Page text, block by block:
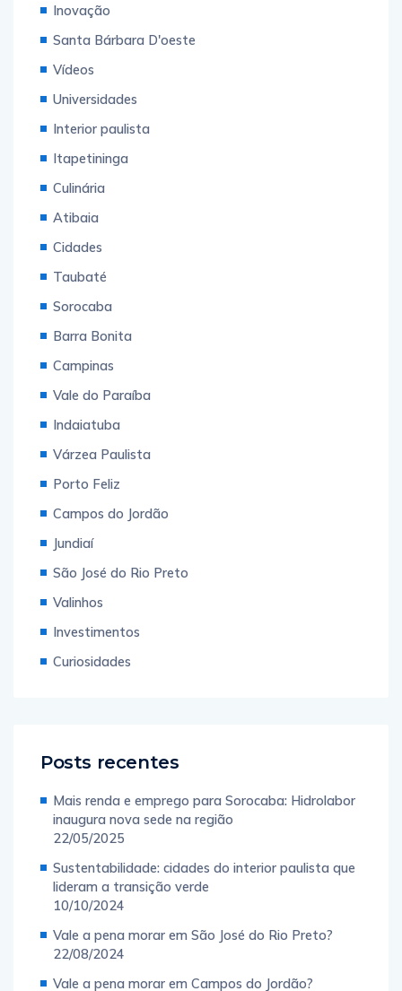
Inovação
Santa Bárbara D'oeste
Vídeos
Universidades
Interior paulista
Itapetininga
Culinária
Atibaia
Cidades
Taubaté
Sorocaba
Barra Bonita
Campinas
Vale do Paraíba
Indaiatuba
Várzea Paulista
Porto Feliz
Campos do Jordão
Jundiaí
São José do Rio Preto
Valinhos
Investimentos
Curiosidades
Posts recentes
Mais renda e emprego para Sorocaba: Hidrolabor
inaugura nova sede na região
22/05/2025
Sustentabilidade: cidades do interior paulista que
lideram a transição verde
10/10/2024
Vale a pena morar em São José do Rio Preto?
22/08/2024
Vale a pena morar em Campos do Jordão?